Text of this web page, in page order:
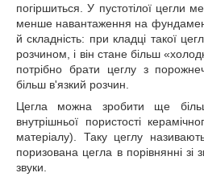
погіршиться. У пустотілої цегли
менше навантаження на
й складність: при кладці такої
розчином, і він стане більш
потрібно брати цеглу з
більш в'язкий розчин.
Цегла можна зробити ще
внутрішньої пористості
матеріалу). Таку цеглу
поризована цегла в порівнянні
звуки.